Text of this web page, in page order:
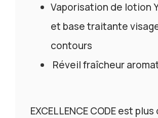
Vaporisation de lotion
et base traitante
contours
Réveil fraîcheur
EXCELLENCE CODE est plus